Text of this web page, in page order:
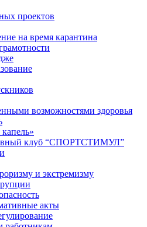
проектов
на время карантина
возможностями здоровья
клуб “СПОРТСТИМУЛ”
и экстремизму
акты